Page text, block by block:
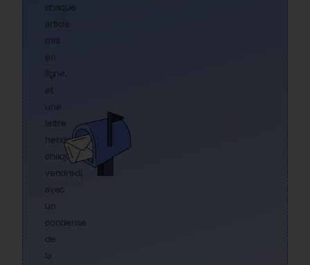
chaque
article
mis
en
ligne,
et
une
lettre
hebdo
chaque
vendredi,
avec
un
condensé
de
la